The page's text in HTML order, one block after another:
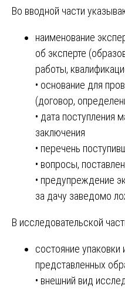
Во вводной части
наименование
об эксперте
работы,
• основание для
(договор,
• дата поступления
заключения
• перечень
• вопросы,
• предупреждение
за дачу заведомо
В исследовательской
состояние упаковки
представленных
• внешний вид